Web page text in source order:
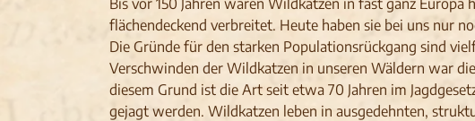
Bis vor 150 Jahren waren Wildkatzen in fast ganz Europa
flächendeckend verbreitet. Heute haben sie bei uns nur
Die Gründe für den starken Populationsrückgang sind
Verschwinden der Wildkatzen in unseren Wäldern war
diesem Grund ist die Art seit etwa 70 Jahren im
gejagt werden. Wildkatzen leben in ausgedehnten,